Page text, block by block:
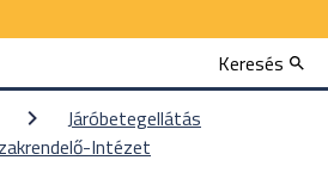
Keresés
Járóbetegellátás
Intézet